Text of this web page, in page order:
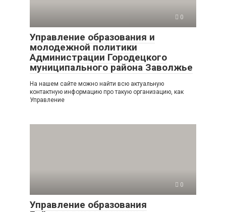
0
Управление образования и
молодежной политики
Администрации Городецкого
муниципального района Заволжье
На нашем сайте можно найти всю актуальную
контактную информацию про такую организацию, как
Управление
0
Управление образования